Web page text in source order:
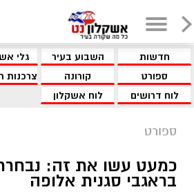
חדשות השבוע בעיר גלי
ספורט
קורונה צרכנות
לוח דרושים
לוח אשקלון
ספורט
כמעט עשו את זה:
בראגבי סגנית אלופה